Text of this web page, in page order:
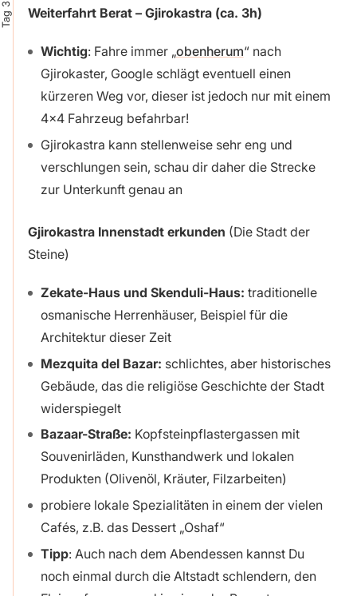
Tag 3 Weiterfahrt Berat – Gjirokastra (ca. 3h)
Wichtig: Fahre immer „obenherum“ nach
Gjirokaster, Google schlägt eventuell einen
kürzeren Weg vor, dieser ist jedoch nur mit einem
4×4 Fahrzeug befahrbar!
Gjirokastra kann stellenweise sehr eng und
verschlungen sein, schau dir daher die Strecke
zur Unterkunft genau an
Gjirokastra Innenstadt erkunden (Die Stadt der
Steine)
Zekate-Haus und Skenduli-Haus: traditionelle
osmanische Herrenhäuser, Beispiel für die
Architektur dieser Zeit
Mezquita del Bazar: schlichtes, aber historisches
Gebäude, das die religiöse Geschichte der Stadt
widerspiegelt
Bazaar-Straße: Kopfsteinpflastergassen mit
Souvenirläden, Kunsthandwerk und lokalen
Produkten (Olivenöl, Kräuter, Filzarbeiten)
probiere lokale Spezialitäten in einem der vielen
Cafés, z.B. das Dessert „Oshaf“
Tipp: Auch nach dem Abendessen kannst Du
noch einmal durch die Altstadt schlendern, den